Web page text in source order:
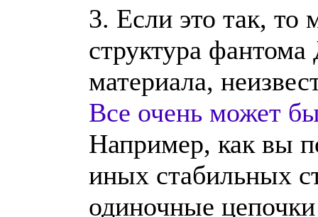
3. Если это так, то
структура
материала,
Все очень может
Например, как вы
иных стабильных
одиночные